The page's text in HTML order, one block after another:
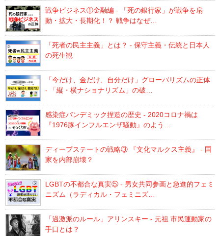
戦争ビジネス①金融編 - 「死の銀行家」が戦争を扇
動・拡大・長期化！？ 戦争はなぜ…
「死者の民主主義」とは？ - 保守主義・伝統と日本人
の死生観
「今だけ、金だけ、自分だけ」グローバリズムの正体
- 「縦・横ナショナリズム」の破…
感染症パンデミック捏造の歴史 - 2020コロナ禍は
『1976豚インフルエンザ騒動』のよう…
ディープステートの戦略③ 『文化マルクス主義』 - 国
家を内部崩壊？
LGBTの不都合な真実⑤ - 男女共同参画と急進的フェミ
ニズム（ラディカル・フェミニズ…
「過激派のルール」アリンスキー - 元祖 市民運動家の
手口とは？